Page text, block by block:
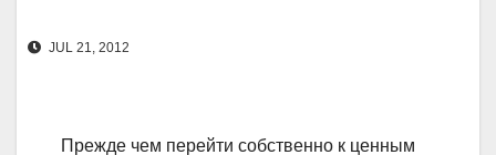
JUL 21, 2012
Прежде чем перейти собственно к ценным